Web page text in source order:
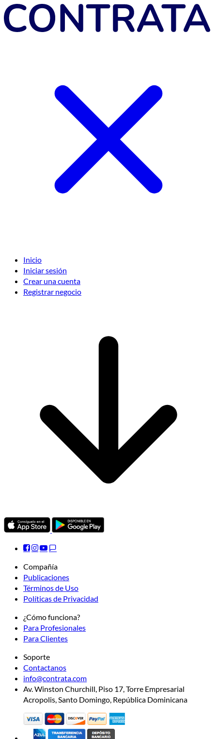
Inicio
Iniciar sesión
Crear una cuenta
Registrar negocio
Compañía
Publicaciones
Términos de Uso
Políticas de Privacidad
¿Cómo funciona?
Para Profesionales
Para Clientes
Soporte
Contactanos
info@contrata.com
Av. Winston Churchill, Piso 17, Torre Empresarial
Acropolis, Santo Domingo, República Dominicana